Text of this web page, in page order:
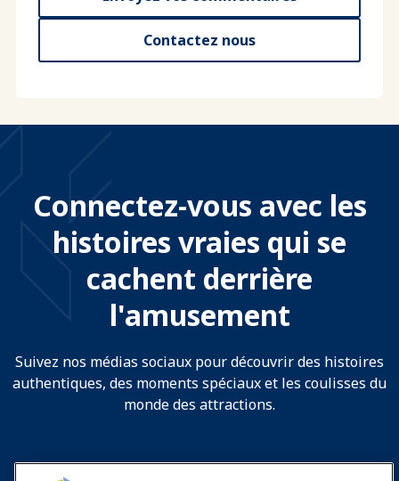
Contactez nous
Connectez-vous avec les
histoires vraies qui se
cachent derrière
l'amusement
Suivez nos médias sociaux pour découvrir des histoires
authentiques, des moments spéciaux et les coulisses du
monde des attractions.